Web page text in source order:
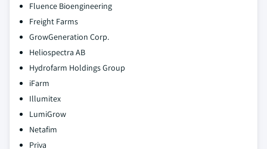
Fluence Bioengineering
Freight Farms
GrowGeneration Corp.
Heliospectra AB
Hydrofarm Holdings Group
iFarm
Illumitex
LumiGrow
Netafim
Priva